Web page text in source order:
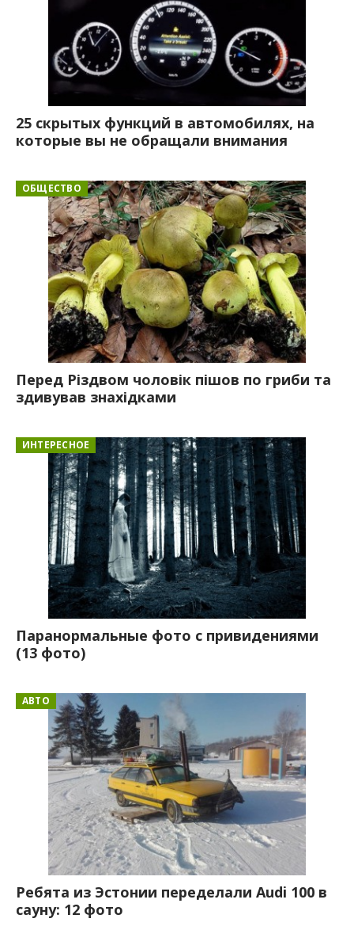
25 скрытых функций в автомобилях, на
которые вы не обращали внимания
ОБЩЕСТВО
Перед Різдвом чоловік пішов по гриби та
здивував знахідками
ИНТЕРЕСНОЕ
Паранормальные фото с привидениями
(13 фото)
АВТО
Ребята из Эстонии переделали Audi 100 в
сауну: 12 фото